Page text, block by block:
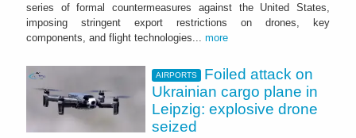
series of formal countermeasures against the United States,
imposing stringent export restrictions on drones, key
components, and flight technologies... more
AIRPORTS
Foiled attack on
Ukrainian cargo plane in
Leipzig: explosive drone
seized